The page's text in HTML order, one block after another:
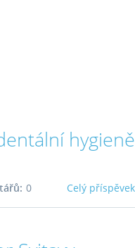
hygieně
Celý příspěvek
0